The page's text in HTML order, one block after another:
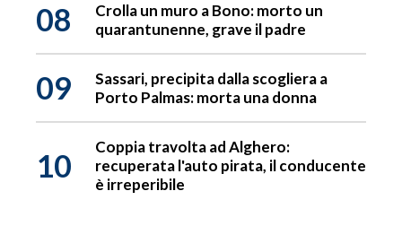
08
Crolla un muro a Bono: morto un
quarantunenne, grave il padre
09
Sassari, precipita dalla scogliera a
Porto Palmas: morta una donna
10
Coppia travolta ad Alghero:
recuperata l'auto pirata, il conducente
è irreperibile